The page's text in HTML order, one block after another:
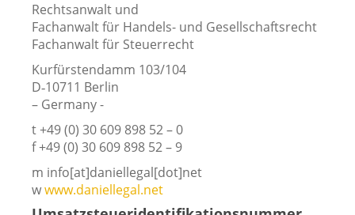
Rechtsanwalt und
Fachanwalt für Handels- und Gesellschaftsrecht
Fachanwalt für Steuerrecht
Kurfürstendamm 103/104
D‑10711 Berlin
– Germany -
t +49 (0) 30 609 898 52 – 0
f +49 (0) 30 609 898 52 – 9
m info[at]daniellegal[dot]net
wwww.daniellegal.net